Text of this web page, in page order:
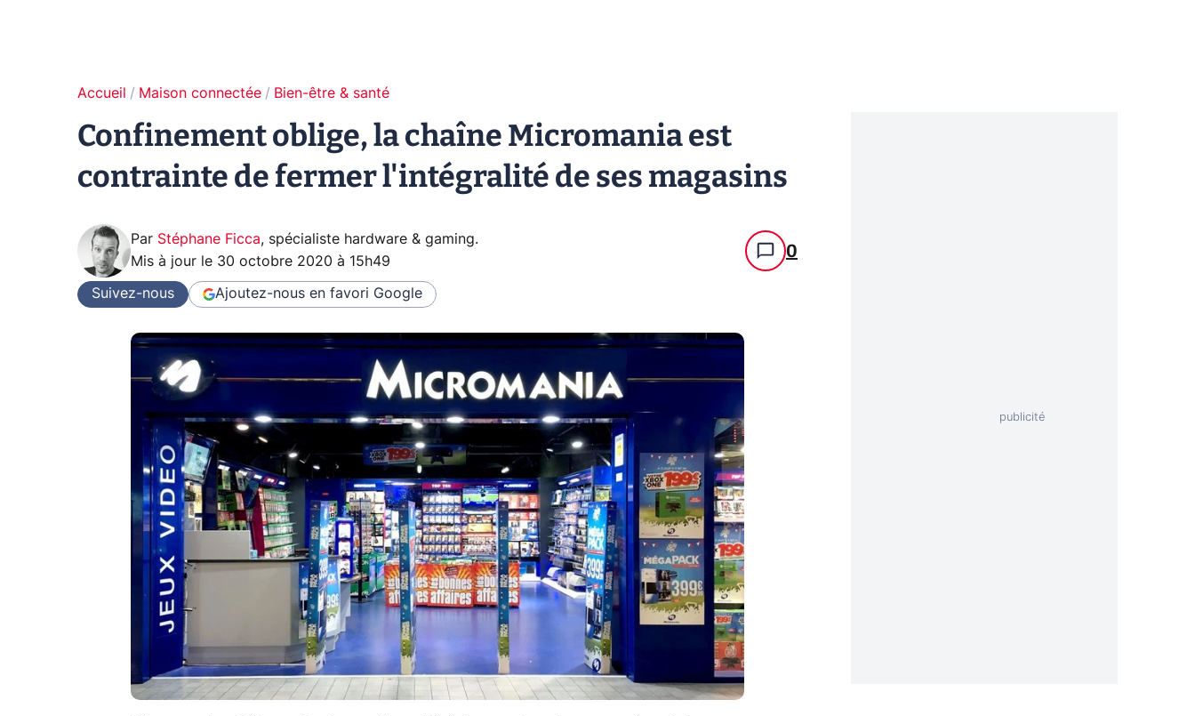
Accueil Maison connectée Bien-être & santé
Confinement oblige, la chaîne Micromania est
contrainte de fermer l'intégralité de ses magasins
Par Stéphane Ficca, spécialiste hardware & gaming.
Mis à jour le 30 octobre 2020 à 15h49 0
Suivez-nous Ajoutez-nous en favori Google